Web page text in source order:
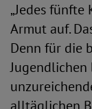
„Jedes
Armut auf.
Denn für die